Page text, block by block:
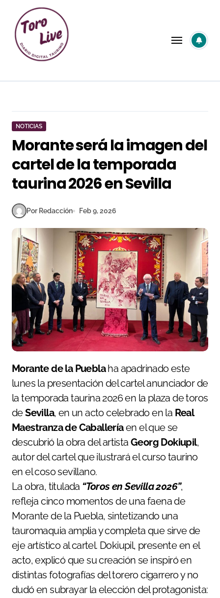
contenido
NOTICIAS
Morante será la imagen del
cartel de la temporada
taurina 2026 en Sevilla
Por Redacción Feb 9, 2026
Morante de la Pueblaha apadrinado este
lunes la presentación del cartel anunciador de
la temporada taurina 2026 en la plaza de toros
deSevilla, en un acto celebrado en la Real
Maestranza de Caballeríaen el que se
descubrió la obra del artista Georg Dokiupil,
autor del cartel que ilustrará el curso taurino
en el coso sevillano.
La obra, titulada “Toros en Sevilla 2026”,
refleja cinco momentos de una faena de
Morante de la Puebla, sintetizando una
tauromaquia amplia y completa que sirve de
eje artístico al cartel. Dokiupil, presente en el
acto, explicó que su creación se inspiró en
distintas fotografías del torero cigarrero y no
dudó en subrayar la elección del protagonista: